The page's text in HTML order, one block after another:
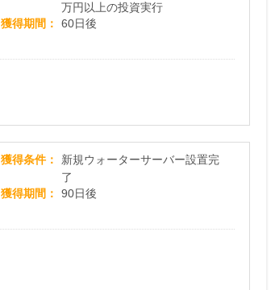
万円以上の投資実行
獲得期間
60日後
獲得条件
新規ウォーターサーバー設置完
了
獲得期間
90日後